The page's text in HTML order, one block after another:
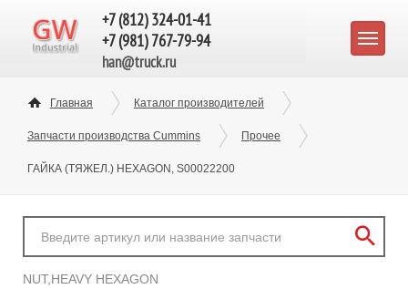
+7 (812) 324-01-41
+7 (981) 767-79-94
han@truck.ru
Главная Каталог производителей
Запчасти производства Cummins Прочее
ГАЙКА (ТЯЖЕЛ.) HEXAGON, S00022200
NUT,HEAVY HEXAGON